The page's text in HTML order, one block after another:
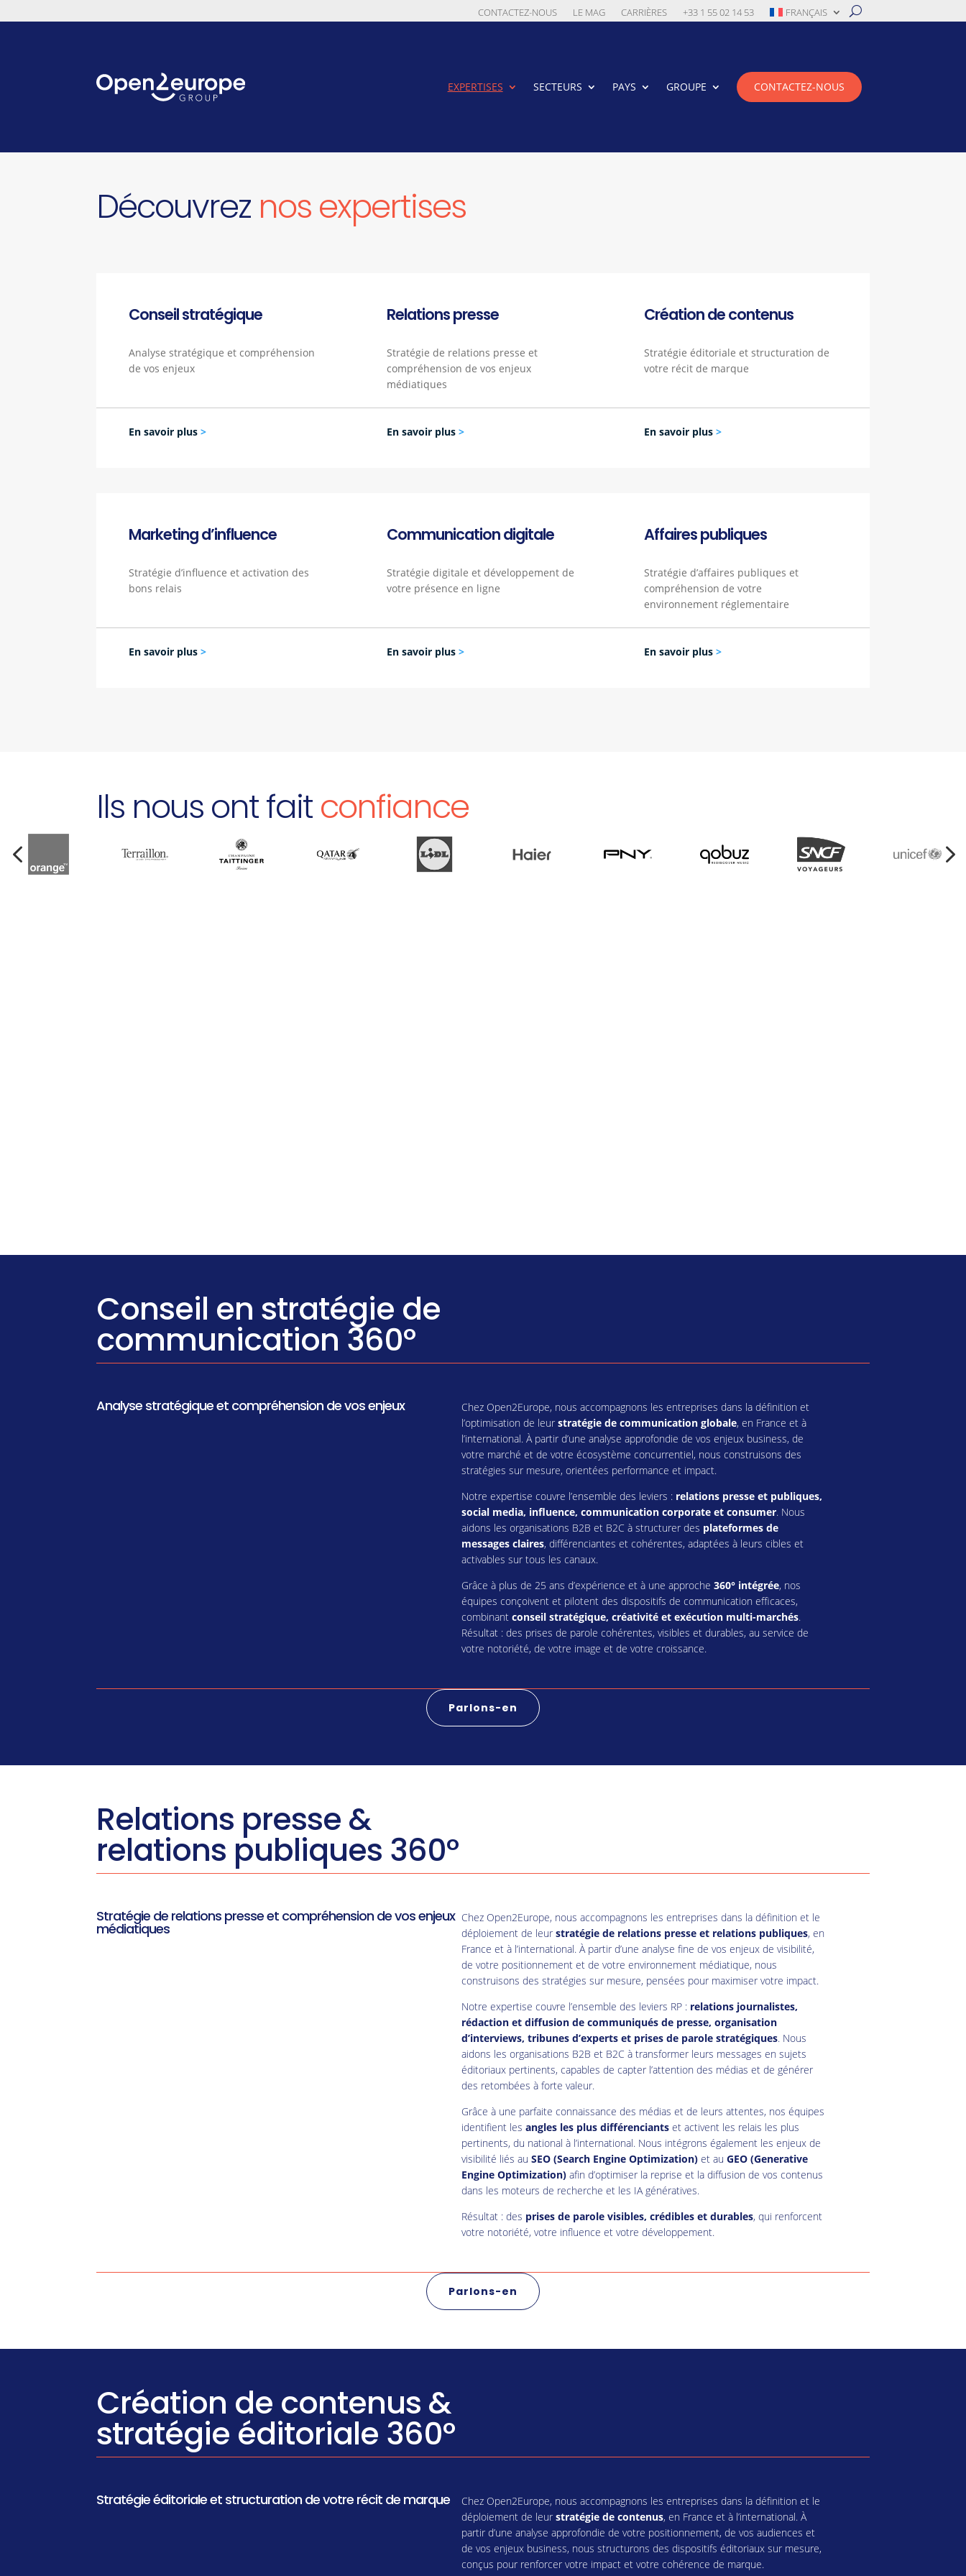
CONTACTEZ-NOUS LE MAG CARRIÈRES +33 1 55 02 14 53 FRANÇAIS
EXPERTISES SECTEURS PAYS GROUPE CONTACTEZ-NOUS
Découvrez nos expertises
Conseil stratégique
Analyse stratégique et compréhension
de vos enjeux
En savoir plus >
Relations presse
Stratégie de relations presse et
compréhension de vos enjeux
médiatiques
En savoir plus>
Création de contenus
Stratégie éditoriale et structuration de
votre récit de marque
En savoir plus >
Marketing d’influence
Stratégie d’influence et activation des
bons relais
En savoir plus >
Communication digitale
Stratégie digitale et développement de
votre présence en ligne
En savoir plus>
Affaires publiques
Stratégie d’affaires publiques et
compréhension de votre
environnement réglementaire
En savoir plus >
Ils nous ont faitconfiance
4 5
Conseil en stratégie de
communication 360°
Analyse stratégique et compréhension de vos enjeux
Chez Open2Europe, nous accompagnons les entreprises dans la définition et
l’optimisation de leurstratégie de communication globale, en France et à
l’international. À partir d’une analyse approfondie de vos enjeux business, de
votre marché et de votre écosystème concurrentiel, nous construisons des
stratégies sur mesure, orientées performance et impact.
Notre expertise couvre l’ensemble des leviers : relations presse et publiques,
social media, influence, communication corporate et consumer. Nous
aidons les organisations B2B et B2C à structurer des plateformes de
messages claires, différenciantes et cohérentes, adaptées à leurs cibles et
activables sur tous les canaux.
Grâce à plus de 25 ans d’expérience et à une approche360° intégrée, nos
équipes conçoivent et pilotent des dispositifs de communication efficaces,
combinantconseil stratégique, créativité et exécution multi-marchés.
Résultat : des prises de parole cohérentes, visibles et durables, au service de
votre notoriété, de votre image et de votre croissance.
Parlons-en
Relations presse &
relations publiques 360°
Stratégie de relations presse et compréhension de vos enjeux
médiatiques
Chez Open2Europe, nous accompagnons les entreprises dans la définition et le
déploiement de leurstratégie de relations presse et relations publiques, en
France et à l’international. À partir d’une analyse fine de vos enjeux de visibilité,
de votre positionnement et de votre environnement médiatique, nous
construisons des stratégies sur mesure, pensées pour maximiser votre impact.
Notre expertise couvre l’ensemble des leviers RP : relations journalistes,
rédaction et diffusion de communiqués de presse, organisation
d’interviews, tribunes d’experts et prises de parole stratégiques. Nous
aidons les organisations B2B et B2C à transformer leurs messages en sujets
éditoriaux pertinents, capables de capter l’attention des médias et de générer
des retombées à forte valeur.
Grâce à une parfaite connaissance des médias et de leurs attentes, nos équipes
identifient lesangles les plus différenciants et activent les relais les plus
pertinents, du national à l’international. Nous intégrons également les enjeux de
visibilité liés auSEO (Search Engine Optimization) et auGEO (Generative
Engine Optimization) afin d’optimiser la reprise et la diffusion de vos contenus
dans les moteurs de recherche et les IA génératives.
Résultat : des prises de parole visibles, crédibles et durables, qui renforcent
votre notoriété, votre influence et votre développement.
Parlons-en
Création de contenus &
stratégie éditoriale 360°
Stratégie éditoriale et structuration de votre récit de marque
Chez Open2Europe, nous accompagnons les entreprises dans la définition et le
déploiement de leurstratégie de contenus, en France et à l’international. À
partir d’une analyse approfondie de votre positionnement, de vos audiences et
de vos enjeux business, nous structurons des dispositifs éditoriaux sur mesure,
conçus pour renforcer votre impact et votre cohérence de marque.